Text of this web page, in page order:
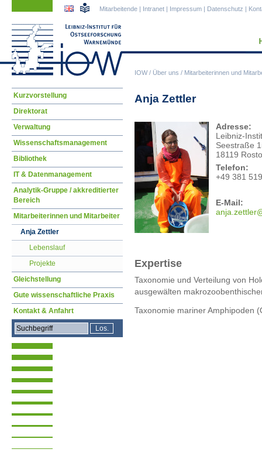
IOW/ Über uns / Mitarbeiterinnen und
Mitarbeitende | Intranet | Impressum | Datenschutz |
Anja Zettler
Adresse:
Leibniz-
Seestraße
18119
Telefon:
+49 381
E-Mail:
anja
Expertise
Taxonomie und Verteilung von
ausgewälten
Taxonomie mariner Amphipoden
Navigation
Kurzvorstellung
Direktorat
Verwaltung
Wissenschaftsmanagement
Bibliothek
IT & Datenmanagement
Analytik-Gruppe / akkreditierter
Bereich
Mitarbeiterinnen und Mitarbeiter
Anja Zettler
Lebenslauf
Projekte
Gleichstellung
Gute wissenschaftliche Praxis
Kontakt & Anfahrt